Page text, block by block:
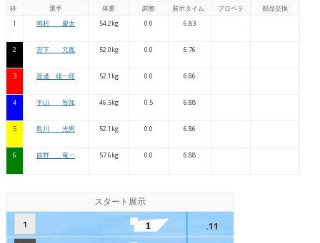
枠 選手 体重 調整 展示タイム プロペラ
部品交換
1
岡村 慶太 54.2kg 0.0 6.83
2 宮下 元胤 52.0kg 0.0 6.76
3 渡邊 雄一郎 52.1kg 0.0 6.86
4 平山 智加 46.5kg 0.5 6.88
5 島川 光男 52.1kg 0.0 6.86
6 前野 竜一 57.6kg 0.0 6.88
スタート展示
1 .11